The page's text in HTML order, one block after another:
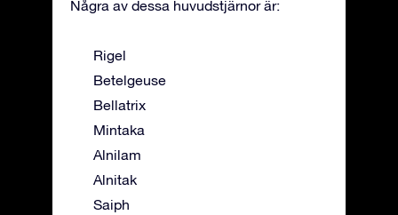
Några av dessa huvudstjärnor är:
Rigel
Betelgeuse
Bellatrix
Mintaka
Alnilam
Alnitak
Saiph